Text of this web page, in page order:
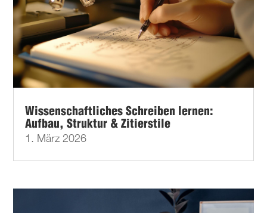
Wissenschaftliches Schreiben lernen:
Aufbau, Struktur & Zitierstile
1. März 2026